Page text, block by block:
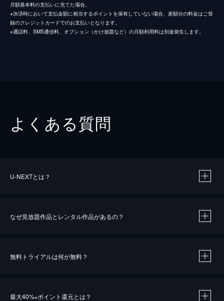
月額基本料の支払いに充てた場合。
※決済時において支払金額に相当するポイントを保有していない場合、差額分の料金はご登
録のクレジットカードでのお支払いとなります。
※通話料、SMS通信料、オプション（かけ放題など）の月額利用料は別途発生します。
よくある質問
U-NEXTとは？
なぜ見放題作品とレンタル作品があるの？
無料トライアルは何が無料？
最大40%※ポイント還元とは？